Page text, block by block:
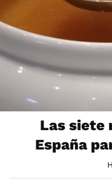
Las siete
España